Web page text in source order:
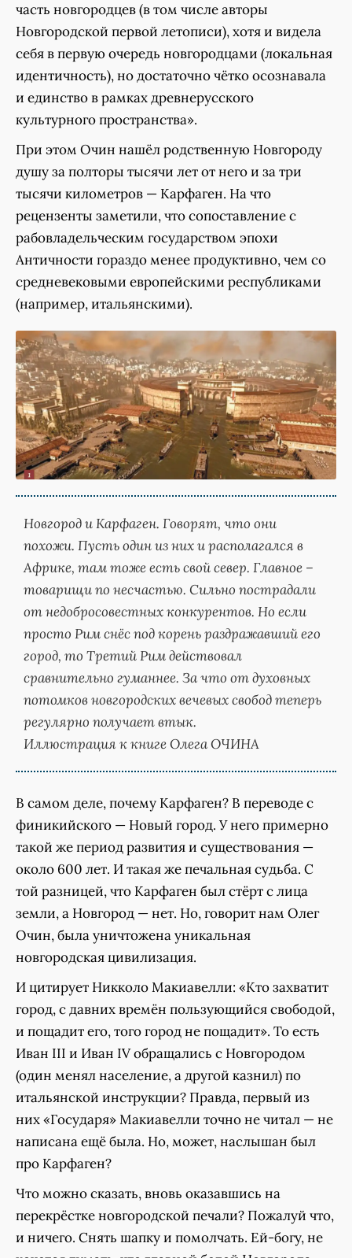
часть новгородцев (в том числе авторы
Новгородской первой летописи), хотя и видела
себя в первую очередь новгородцами (локальная
идентичность), но достаточно чётко осознавала
и единство в рамках древнерусского
культурного пространства».
При этом Очин нашёл родственную Новгороду
душу за полторы тысячи лет от него и за три
тысячи километров — Карфаген. На что
рецензенты заметили, что сопоставление с
рабовладельческим государством эпохи
Античности гораздо менее продуктивно, чем со
средневековыми европейскими республиками
(например, итальянскими).
Новгород и Карфаген. Говорят, что они
похожи. Пусть один из них и располагался в
Африке, там тоже есть свой север. Главное –
товарищи по несчастью. Сильно пострадали
от недобросовестных конкурентов. Но если
просто Рим снёс под корень раздражавший его
город, то Третий Рим действовал
сравнительно гуманнее. За что от духовных
потомков новгородских вечевых свобод теперь
регулярно получает втык.
Иллюстрация к книге Олега ОЧИНА
В самом деле, почему Карфаген? В переводе с
финикийского — Новый город. У него примерно
такой же период развития и существования —
около 600 лет. И такая же печальная судьба. С
той разницей, что Карфаген был стёрт с лица
земли, а Новгород — нет. Но, говорит нам Олег
Очин, была уничтожена уникальная
новгородская цивилизация.
И цитирует Никколо Макиавелли: «Кто захватит
город, с давних времён пользующийся свободой,
и пощадит его, того город не пощадит». То есть
Иван III и Иван IV обращались с Новгородом
(один менял население, а другой казнил) по
итальянской инструкции? Правда, первый из
них «Государя» Макиавелли точно не читал — не
написана ещё была. Но, может, наслышан был
про Карфаген?
Что можно сказать, вновь оказавшись на
перекрёстке новгородской печали? Пожалуй что,
и ничего. Снять шапку и помолчать. Ей-богу, не